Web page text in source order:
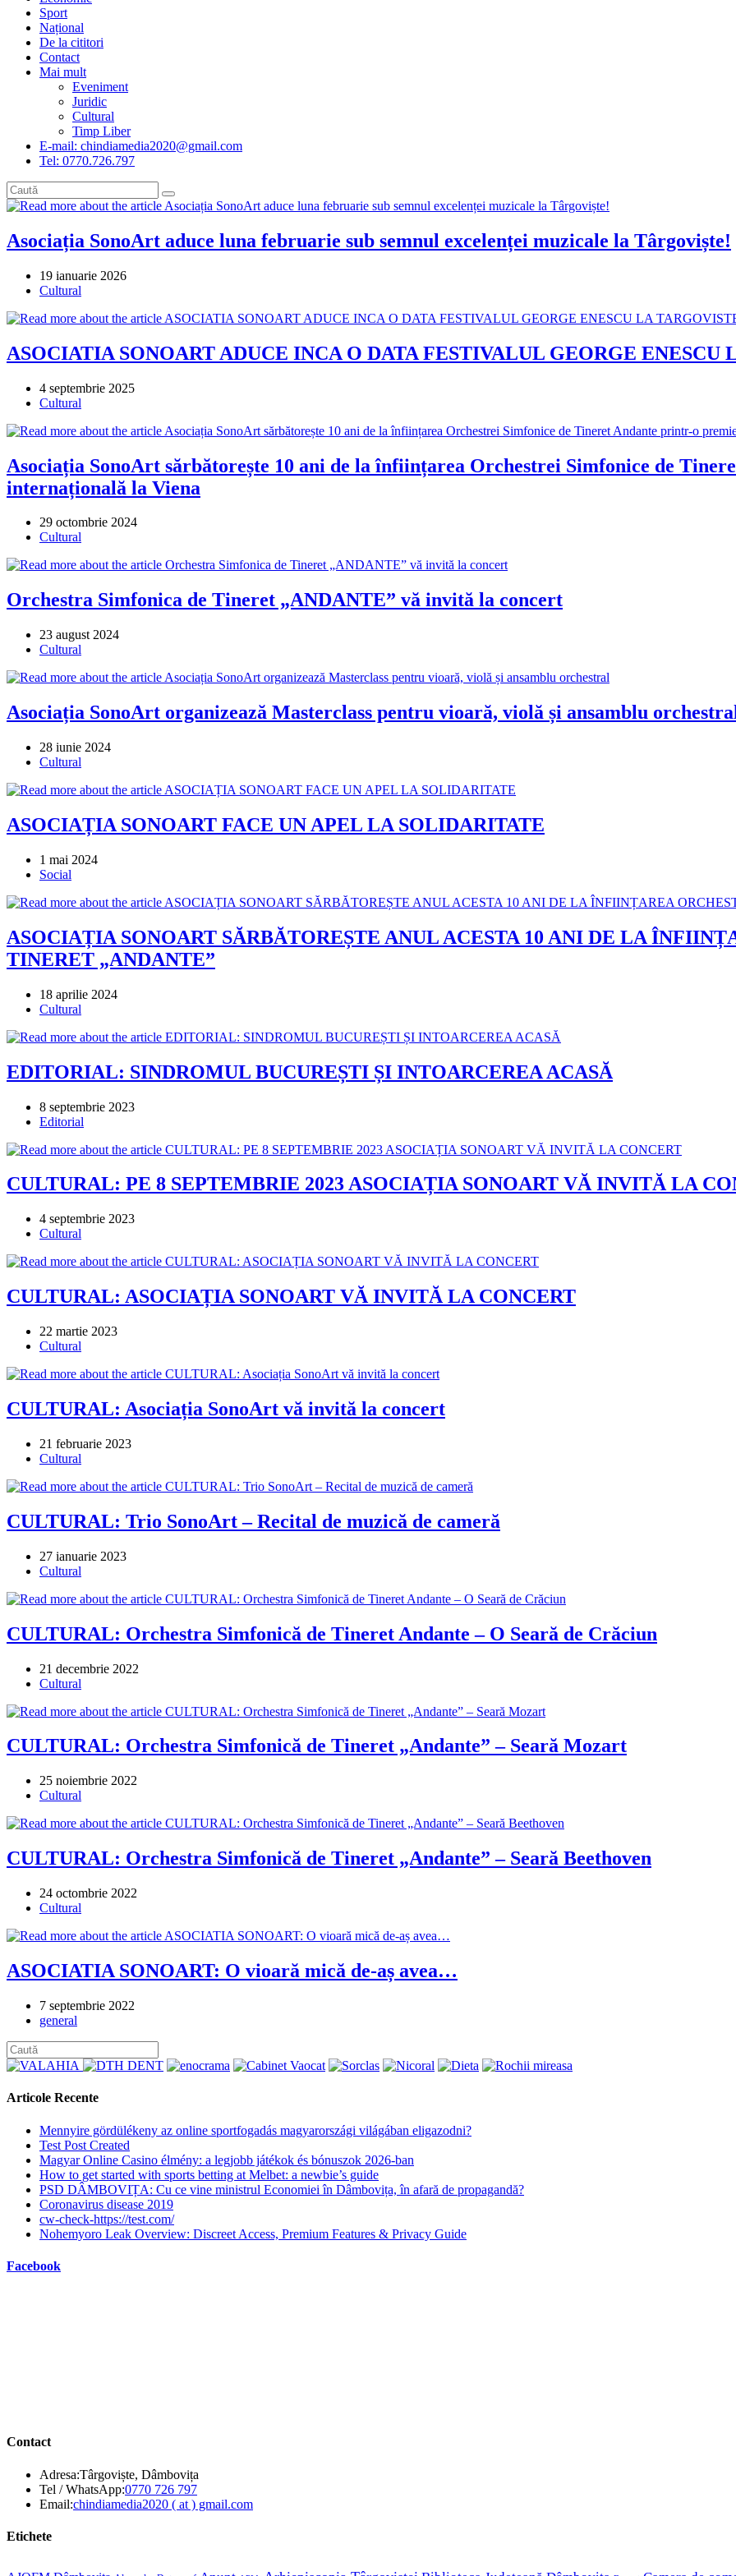
Sport
Național
De la cititori
Contact
Mai mult
Eveniment
Juridic
Cultural
Timp Liber
E-mail: chindiamedia2020@gmail.com
Tel: 0770.726.797
Asociația SonoArt aduce luna februarie sub semnul excelenței muzicale la Târgoviște!
Post
published:
19 ianuarie 2026
Post
Cultural
ASOCIATIA SONOART ADUCE INCA O DATA FESTIVALUL GEORGE ENESCU
Post
published:
4 septembrie 2025
Post
Cultural
Asociația SonoArt sărbătorește 10 ani de la înființarea Orchestrei Simfonice de
internațională la Viena
Post
published:
29 octombrie 2024
Post
Cultural
Orchestra Simfonica de Tineret „ANDANTE” vă invită la concert
Post
published:
23 august 2024
Post
Cultural
Asociația SonoArt organizează Masterclass pentru vioară, violă și ansamblu orchestral
Post
published:
28 iunie 2024
Post
Cultural
ASOCIAȚIA SONOART FACE UN APEL LA SOLIDARITATE
Post
published:
1 mai 2024
Post
Social
ASOCIAȚIA SONOART SĂRBĂTOREȘTE ANUL ACESTA 10 ANI DE LA
TINERET „ANDANTE”
Post
published:
18 aprilie 2024
Post
Cultural
EDITORIAL: SINDROMUL BUCUREȘTI ȘI INTOARCEREA ACASĂ
Post
published:
8 septembrie 2023
Post
Editorial
CULTURAL: PE 8 SEPTEMBRIE 2023 ASOCIAȚIA SONOART VĂ INVITĂ LA
Post
published:
4 septembrie 2023
Post
Cultural
CULTURAL: ASOCIAȚIA SONOART VĂ INVITĂ LA CONCERT
Post
published:
22 martie 2023
Post
Cultural
CULTURAL: Asociația SonoArt vă invită la concert
Post
published:
21 februarie 2023
Post
Cultural
CULTURAL: Trio SonoArt – Recital de muzică de cameră
Post
published:
27 ianuarie 2023
Post
Cultural
CULTURAL: Orchestra Simfonică de Tineret Andante – O Seară de Crăciun
Post
published:
21 decembrie 2022
Post
Cultural
CULTURAL: Orchestra Simfonică de Tineret „Andante” – Seară Mozart
Post
published:
25 noiembrie 2022
Post
Cultural
CULTURAL: Orchestra Simfonică de Tineret „Andante” – Seară Beethoven
Post
published:
24 octombrie 2022
Post
Cultural
ASOCIATIA SONOART: O vioară mică de-aș avea…
Post
published:
7 septembrie 2022
Post
general
Articole Recente
Mennyire gördülékeny az online sportfogadás magyarországi világában eligazodni?
Test Post Created
Magyar Online Casino élmény: a legjobb játékok és bónuszok 2026-ban
How to get started with sports betting at Melbet: a newbie’s guide
PSD DÂMBOVIȚA: Cu ce vine ministrul Economiei în Dâmbovița, în afară de propagandă?
Coronavirus disease 2019
cw-check-https://test.com/
Nohemyoro Leak Overview: Discreet Access, Premium Features & Privacy Guide
Facebook
Contact
Adresa:Târgoviște, Dâmbovița
Tel / WhatsApp:0770 726 797Opens
in
Email:chindiamedia2020 ( at ) gmail.comOpens
Etichete